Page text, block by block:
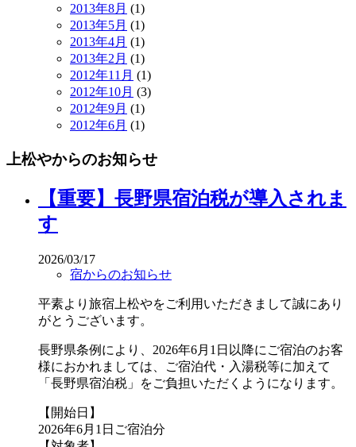
2013年8月 (1)
2013年5月 (1)
2013年4月 (1)
2013年2月 (1)
2012年11月 (1)
2012年10月 (3)
2012年9月 (1)
2012年6月 (1)
上松やからのお知らせ
【重要】長野県宿泊税が導入されま
す
2026/03/17
宿からのお知らせ
平素より旅宿上松やをご利用いただきまして誠にあり
がとうございます。
長野県条例により、2026年6月1日以降にご宿泊のお客
様におかれましては、ご宿泊代・入湯税等に加えて
「長野県宿泊税」をご負担いただくようになります。
【開始日】
2026年6月1日ご宿泊分